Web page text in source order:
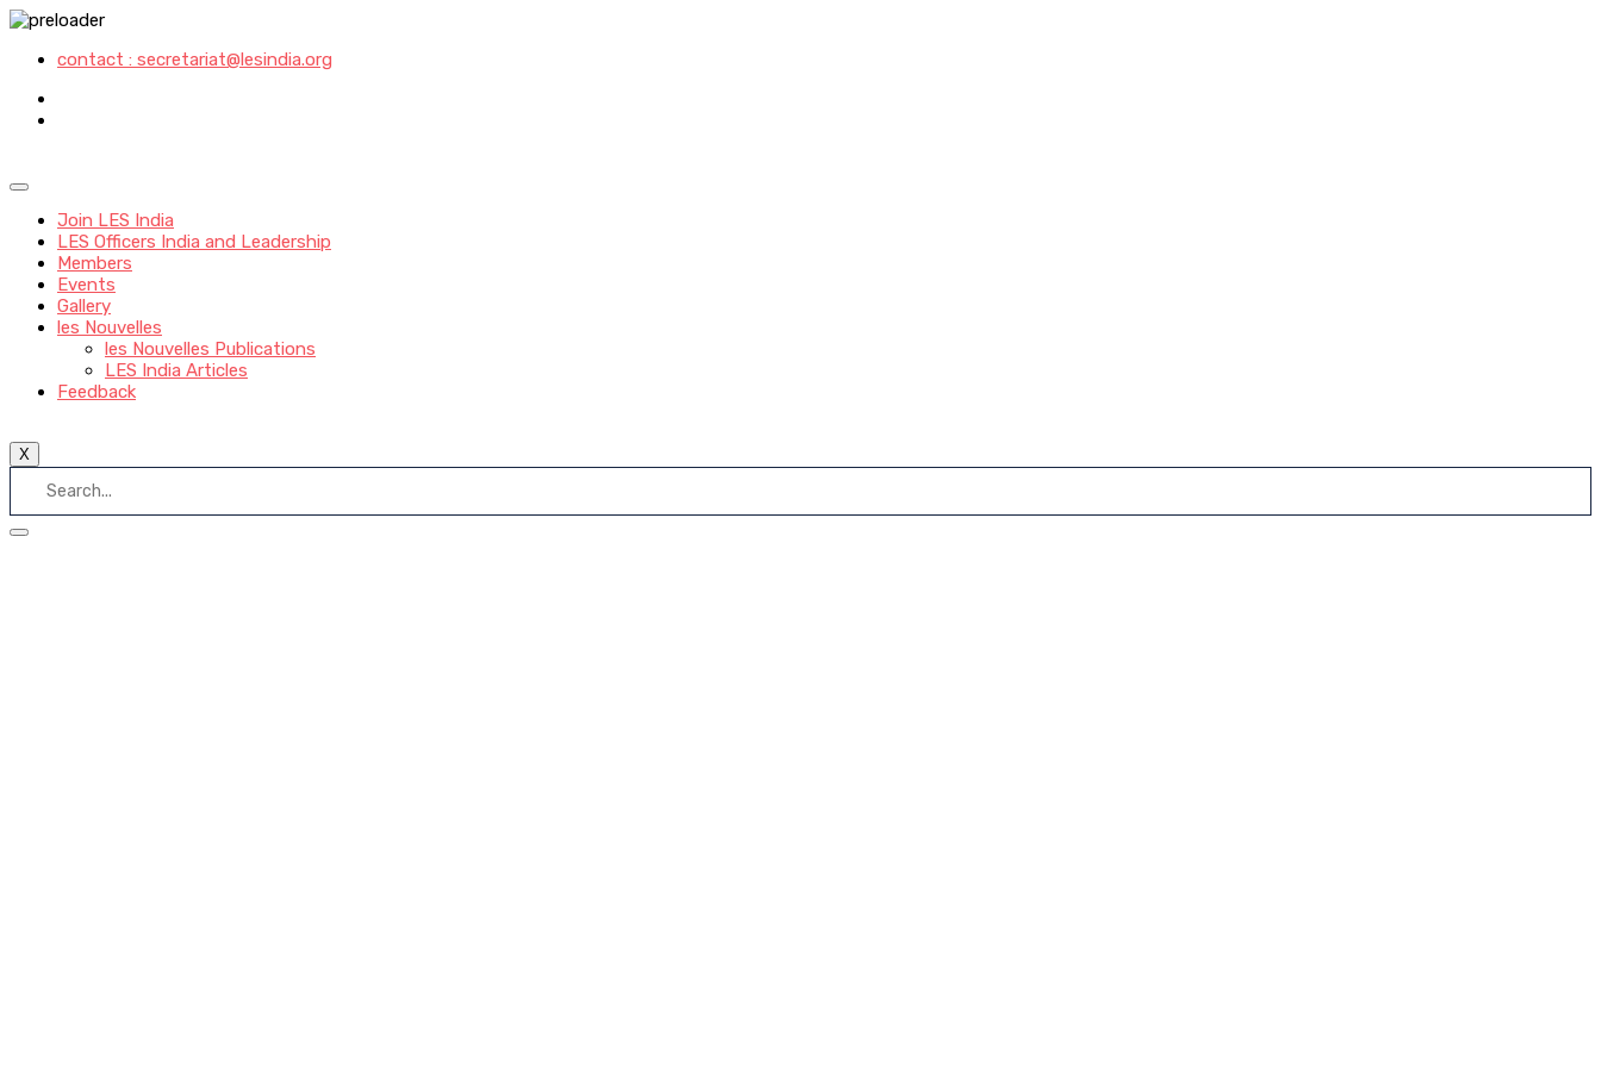
contact : secretariat@lesindia.org
Join LES India
LES Officers India and Leadership
Members
Events
Gallery
les Nouvelles
les Nouvelles Publications
LES India Articles
Feedback
X